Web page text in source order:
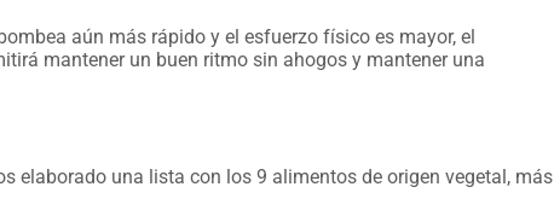
aún más rápido y el esfuerzo físico es mayor, el
mantener un buen ritmo sin ahogos y mantener una
elaborado una lista con los 9 alimentos de origen vegetal, más